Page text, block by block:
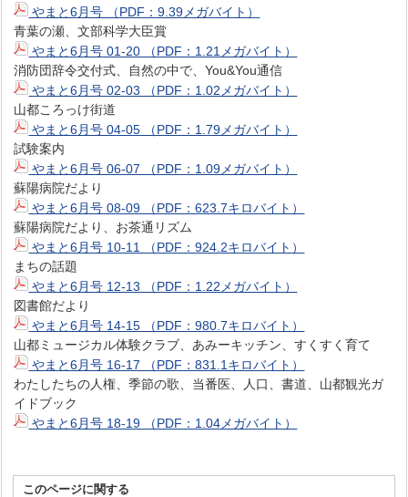
やまと6月号 （PDF：9.39メガバイト）
青葉の瀬、文部科学大臣賞
やまと6月号 01-20 （PDF：1.21メガバイト）
消防団辞令交付式、自然の中で、You&You通信
やまと6月号 02-03 （PDF：1.02メガバイト）
山都ころっけ街道
やまと6月号 04-05 （PDF：1.79メガバイト）
試験案内
やまと6月号 06-07 （PDF：1.09メガバイト）
蘇陽病院だより
やまと6月号 08-09 （PDF：623.7キロバイト）
蘇陽病院だより、お茶通リズム
やまと6月号 10-11 （PDF：924.2キロバイト）
まちの話題
やまと6月号 12-13 （PDF：1.22メガバイト）
図書館だより
やまと6月号 14-15 （PDF：980.7キロバイト）
山都ミュージカル体験クラブ、あみーキッチン、すくすく育て
やまと6月号 16-17 （PDF：831.1キロバイト）
わたしたちの人権、季節の歌、当番医、人口、書道、山都観光ガ
イドブック
やまと6月号 18-19 （PDF：1.04メガバイト）
このページに関する